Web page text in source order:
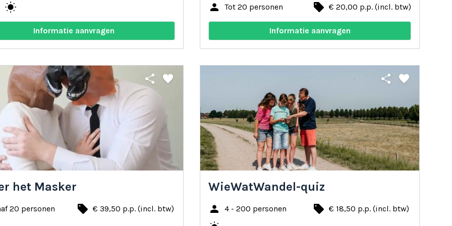
wb_sunny
Informatie aanvragen
person Tot 20 personen local_offer € 20,00 p.p. (incl. btw)
Informatie aanvragen
share favorite
het Masker
20 personen local_offer € 39,50 p.p. (incl. btw)
share favorite
WieWatWandel-quiz
person
4 - 200 personen local_offer € 18,50 p.p. (incl. btw)